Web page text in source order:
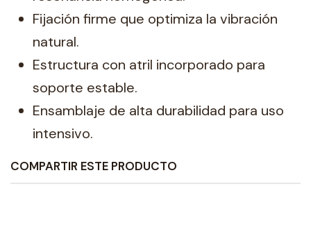
Fijación firme que optimiza la vibración
natural.
Estructura con atril incorporado para
soporte estable.
Ensamblaje de alta durabilidad para uso
intensivo.
COMPARTIR ESTE PRODUCTO